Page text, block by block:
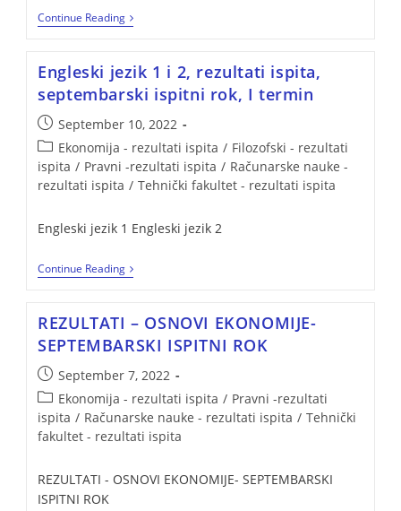
Continue Reading
Engleski jezik 1 i 2, rezultati ispita,
septembarski ispitni rok, I termin
September 10, 2022
Ekonomija - rezultati ispita / Filozofski - rezultati
ispita / Pravni -rezultati ispita / Računarske nauke -
rezultati ispita / Tehnički fakultet - rezultati ispita
Engleski jezik 1 Engleski jezik 2
Continue Reading
REZULTATI – OSNOVI EKONOMIJE-
SEPTEMBARSKI ISPITNI ROK
September 7, 2022
Ekonomija - rezultati ispita / Pravni -rezultati
ispita / Računarske nauke - rezultati ispita / Tehnički
fakultet - rezultati ispita
REZULTATI - OSNOVI EKONOMIJE- SEPTEMBARSKI
ISPITNI ROK